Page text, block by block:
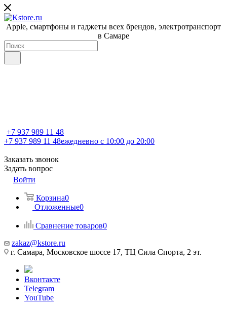
Apple, cмартфоны и гаджеты всех брендов, электротранспорт
в Самаре
+7 937 989 11 48
+7 937 989 11 48ежедневно с 10:00 до 20:00
Заказать звонок
Задать вопрос
Войти
Корзина0
Отложенные0
Сравнение товаров0
zakaz@kstore.ru
г. Самара, Московское шоссе 17, ТЦ Сила Спорта, 2 эт.
Вконтакте
Telegram
YouTube